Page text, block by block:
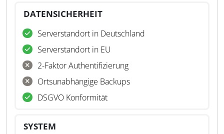
DATENSICHERHEIT
Serverstandort in Deutschland
Serverstandort in EU
2-Faktor Authentifizierung
Ortsunabhängige Backups
DSGVO Konformität
SYSTEM